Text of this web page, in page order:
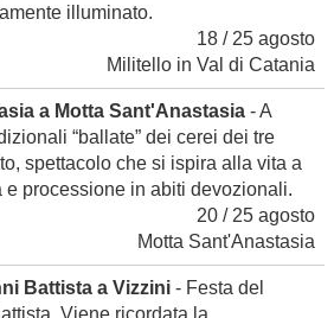
illuminato.
18 / 25 agosto
Militello in Val di Catania
a Motta Sant'Anastasia - A
“ballate” dei cerei dei tre
spettacolo che si ispira alla vita a
e processione in abiti devozionali.
20 / 25 agosto
Motta Sant'Anastasia
Battista a Vizzini - Festa del
Viene ricordata la